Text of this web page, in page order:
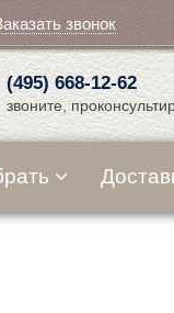
звонок
(495) 668-12-62
звоните,